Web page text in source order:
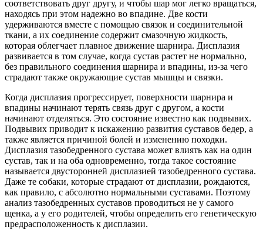
соответствовать друг другу, и чтобы шар мог легко вращаться,
находясь при этом надежно во впадине. Две кости
удерживаются вместе с помощью связок и соединительной
ткани, а их соединение содержит смазочную жидкость,
которая облегчает плавное движение шарнира. Дисплазия
развивается в том случае, когда сустав растет не нормально,
без правильного соединения шарнира и впадины, из-за чего
страдают также окружающие сустав мышцы и связки.
Когда дисплазия прогрессирует, поверхности шарнира и
впадины начинают терять связь друг с другом, а кости
начинают отделяться. Это состояние известно как подвывих.
Подвывих приводит к искажению развития суставов бедер, а
также является причиной болей и изменению походки.
Дисплазия тазобедренного сустава может влиять как на один
сустав, так и на оба одновременно, тогда такое состояние
называется двусторонней дисплазией тазобедренного сустава.
Даже те собаки, которые страдают от дисплазии, рождаются,
как правило, с абсолютно нормальными суставами. Поэтому
анализ тазобедренных суставов проводиться не у самого
щенка, а у его родителей, чтобы определить его генетическую
предрасположенность к дисплазии.